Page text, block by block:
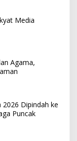
Media
Agama,
2026 Dipindah ke
Puncak